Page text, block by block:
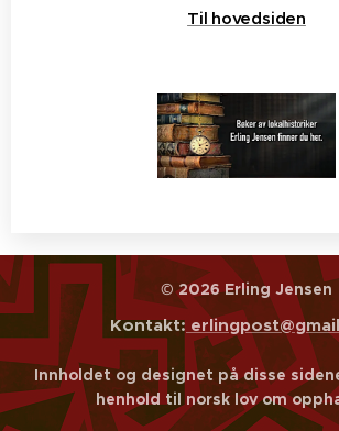
Til hovedsiden
© 2026 Erling Jensen
Kontakt:
Innholdet og designet på disse
henhold til norsk lov om